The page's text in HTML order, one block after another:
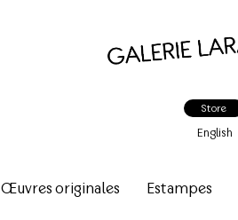
Store
English
Œuvres originales Estampes